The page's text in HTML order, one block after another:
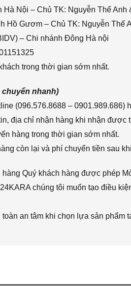
Nội – Chủ TK: Nguyễn Thế Anh
Hồ Gươm – Chủ TK: Nguyễn Thế
– Chi nhánh Đông Hà nội
trong thời gian sớm nhất.
chuyển nhanh)
(096.576.8688 – 0901.989.686)
địa chỉ nhận hàng khi nhận
hàng trong thời gian sớm nhất.
còn lại và phí chuyển tiền sau
Quý khách hàng được phép
chúng tôi muốn tạo điều
an tâm khi chọn lựa sản phẩm